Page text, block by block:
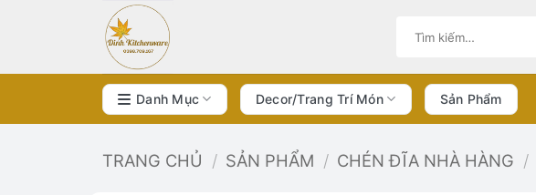
dung
Tìm
Danh Mục Decor/Trang Trí Món Sản Phẩm
TRANG CHỦ / SẢN PHẨM / CHÉN ĐĨA NHÀ HÀNG /